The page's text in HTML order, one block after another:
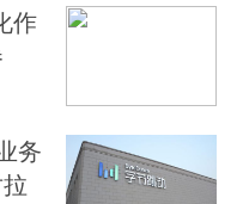
作
务